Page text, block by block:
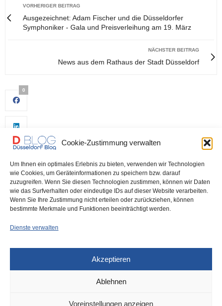
Cookie-Zustimmung verwalten
Um Ihnen ein optimales Erlebnis zu bieten, verwenden wir Technologien
wie Cookies, um Geräteinformationen zu speichern bzw. darauf
zuzugreifen. Wenn Sie diesen Technologien zustimmen, können wir Daten
wie das Surfverhalten oder eindeutige IDs auf dieser Website verarbeiten.
Wenn Sie Ihre Zustimmung nicht erteilen oder zurückziehen, können
bestimmte Merkmale und Funktionen beeinträchtigt werden.
Dienste verwalten
Akzeptieren
Ablehnen
Voreinstellungen anzeigen
VORHERIGER BEITRAG
Ausgezeichnet: Adam Fischer und die Düsseldorfer
Symphoniker - Gala und Preisverleihung am 19. März
NÄCHSTER BEITRAG
News aus dem Rathaus der Stadt Düsseldorf
0